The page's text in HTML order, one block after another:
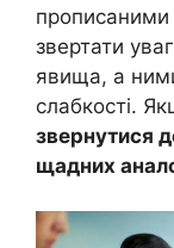
прописаними
звертати
явища, а
слабкості.
звернутися
щадних